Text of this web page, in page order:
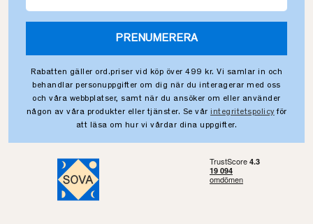
PRENUMERERA
Rabatten gäller ord.priser vid köp över 499 kr. Vi samlar in och
behandlar personuppgifter om dig när du interagerar med oss
och våra webbplatser, samt när du ansöker om eller använder
någon av våra produkter eller tjänster. Se vår integritetspolicy för
att läsa om hur vi vårdar dina uppgifter.